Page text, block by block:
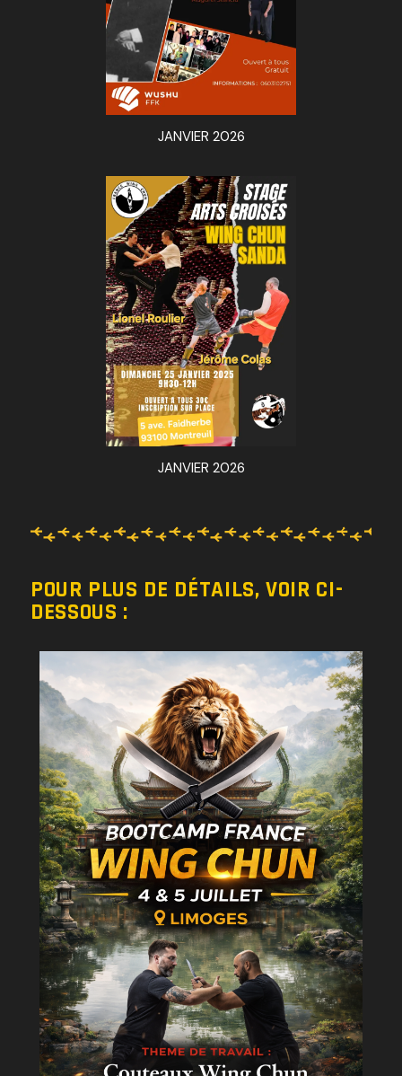
JANVIER 2026
JANVIER 2026
POUR PLUS DE DÉTAILS, VOIR CI-
DESSOUS :